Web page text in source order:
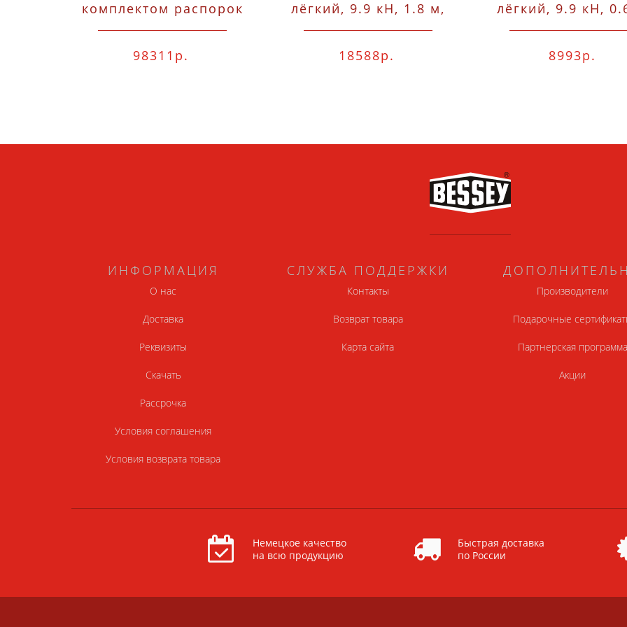
комплектом распорок
комплекта распорок
98311р.
лёгкий, 9.9 кН, 1.8 м,
профиль 37x11x4.5
18588р.
лёгкий, 9.9 кН,
профиль8993р.
ИНФОРМАЦИЯ
О нас
Доставка
Реквизиты
Скачать
Рассрочка
Условия соглашения
Условия возврата товара
СЛУЖБА ПОДДЕРЖКИ
Контакты
Возврат товара
Карта сайта
Производители
Подарочные
Партнерская программа
Акции
Немецкое качество
на всю продукцию
Быстрая доставка
по России